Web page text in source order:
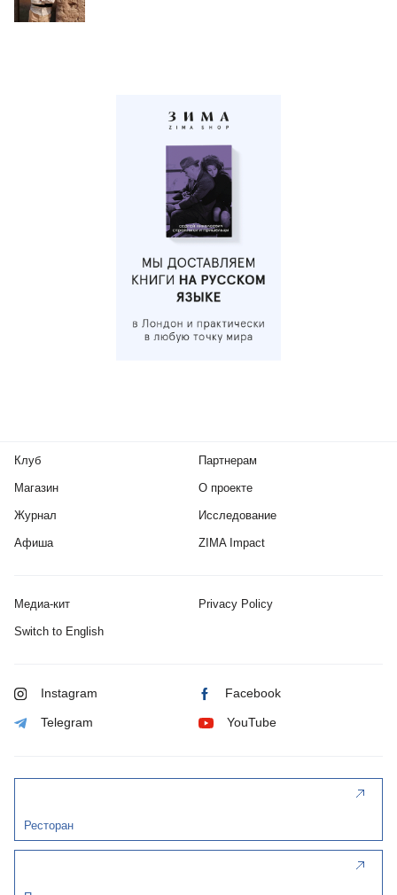
Клуб
Магазин
Журнал
Афиша
Партнерам
О проекте
Исследование
ZIMA Impact
Медиа-кит Privacy Policy
Switch to English
Instagram Facebook
Telegram YouTube
Ресторан